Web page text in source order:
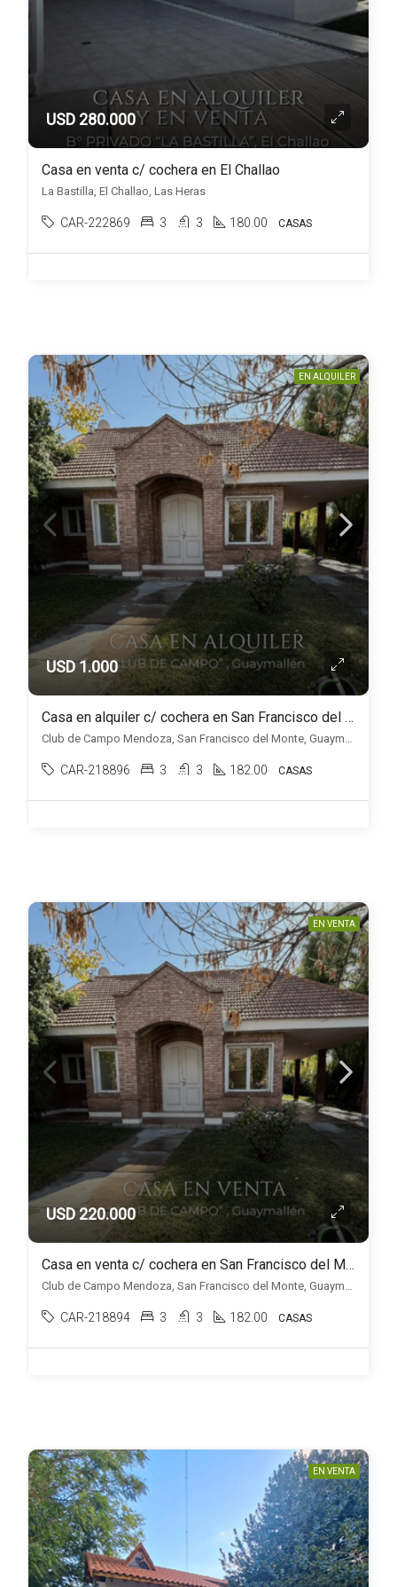
USD 280.000
Casa en venta c/ cochera en El Challao
La Bastilla, El Challao, Las Heras
CAR-222869 3 3 180.00 CASAS
EN ALQUILER
USD 1.000
Casa en alquiler c/ cochera en San Francisco del Monte
Club de Campo Mendoza, San Francisco del Monte, Guaymallén
CAR-218896 3 3 182.00 CASAS
EN VENTA
USD 220.000
Casa en venta c/ cochera en San Francisco del Monte
Club de Campo Mendoza, San Francisco del Monte, Guaymallén
CAR-218894 3 3 182.00 CASAS
EN VENTA